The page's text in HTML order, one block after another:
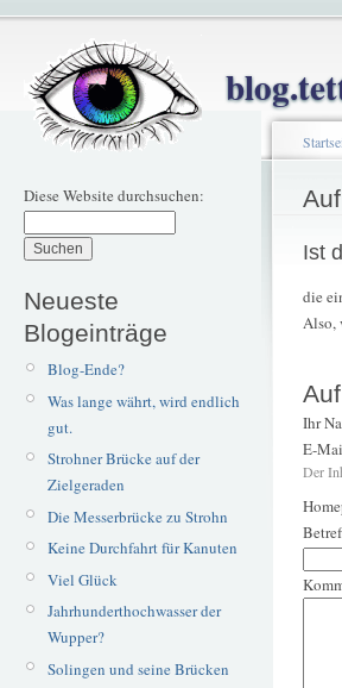
Diese Website durchsuchen:
Neueste
Blogeinträge
Blog-Ende?
Was lange währt, wird endlich
gut.
Strohner Brücke auf der
Zielgeraden
Die Messerbrücke zu Strohn
Keine Durchfahrt für Kanuten
Viel Glück
Jahrhunderthochwasser der
Wupper?
Solingen und seine Brücken
Ist
die
Also,
Ihr
E-
Der